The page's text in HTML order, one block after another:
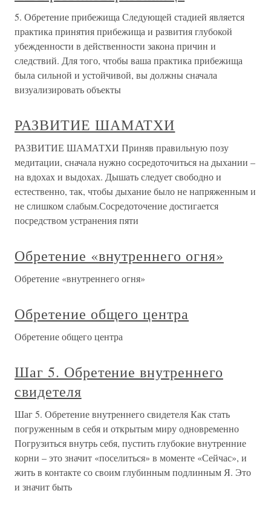
5. Обретение прибежища Следующей стадией является
практика принятия прибежища и развития глубокой
убежденности в действенности закона причин и
следствий. Для того, чтобы ваша практика прибежища
была сильной и устойчивой, вы должны сначала
визуализировать объекты
РАЗВИТИЕ ШАМАТХИ
РАЗВИТИЕ ШАМАТХИ Приняв правильную позу
медитации, сначала нужно сосредоточиться на дыхании –
на вдохах и выдохах. Дышать следует свободно и
естественно, так, чтобы дыхание было не напряженным и
не слишком слабым.Сосредоточение достигается
посредством устранения пяти
Обретение «внутреннего огня»
Обретение «внутреннего огня»
Обретение общего центра
Обретение общего центра
Шаг 5. Обретение внутреннего
свидетеля
Шаг 5. Обретение внутреннего свидетеля Как стать
погруженным в себя и открытым миру одновременно
Погрузиться внутрь себя, пустить глубокие внутренние
корни – это значит «поселиться» в моменте «Сейчас», и
жить в контакте со своим глубинным подлинным Я. Это
и значит быть